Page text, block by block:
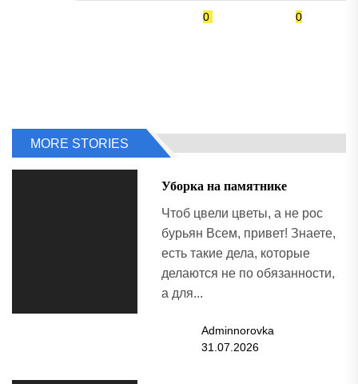
0 0
MORE STORIES
Уборка на памятнике
Чтоб цвели цветы, а не рос
бурьян Всем, привет! Знаете,
есть такие дела, которые
делаются не по обязанности,
а для...
Adminnorovka
31.07.2026